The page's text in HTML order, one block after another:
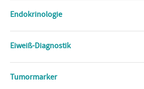
Endokrinologie
Eiweiß-Diagnostik
Tumormarker